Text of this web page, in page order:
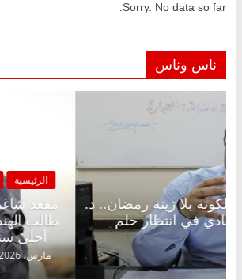
Sorry. No data so far.
ناس وناس
الرئيسية مصر ناس وناس
مقعد شاغر على الإفطار وبلكونة بلا
عبدالخالق فاروق خبير اقتصادي في
22 فبراير، 2026